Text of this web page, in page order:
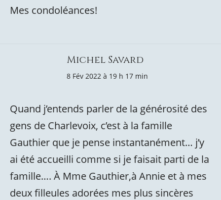
Mes condoléances!
Michel Savard
8 Fév 2022 à 19 h 17 min
Quand j’entends parler de la générosité des
gens de Charlevoix, c’est à la famille
Gauthier que je pense instantanément… j’y
ai été accueilli comme si je faisait parti de la
famille…. À Mme Gauthier,à Annie et à mes
deux filleules adorées mes plus sincères